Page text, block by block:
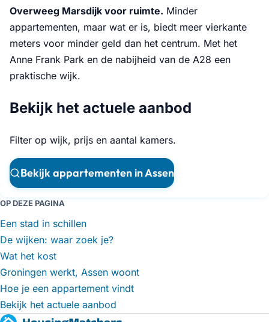
Overweeg Marsdijk voor ruimte. Minder
appartementen, maar wat er is, biedt meer vierkante
meters voor minder geld dan het centrum. Met het
Anne Frank Park en de nabijheid van de A28 een
praktische wijk.
Bekijk het actuele aanbod
Filter op wijk, prijs en aantal kamers.
Bekijk appartementen in Assen
OP DEZE PAGINA
Een stad in schillen
De wijken: waar zoek je?
Wat het kost
Groningen werkt, Assen woont
Hoe je een appartement vindt
Bekijk het actuele aanbod